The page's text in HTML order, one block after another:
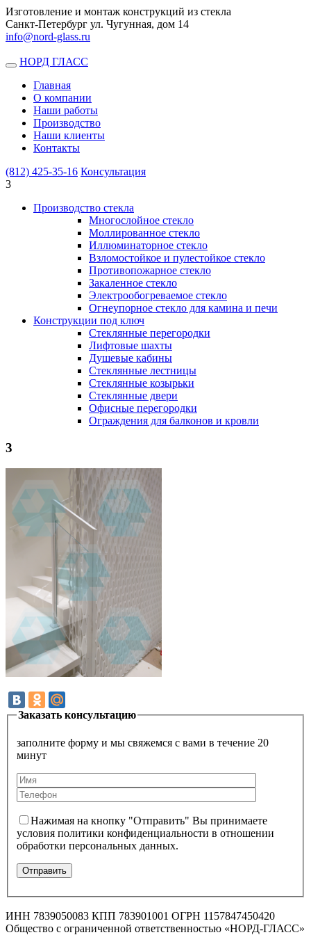
Изготовление и монтаж конструкций из стекла
Санкт-Петербург ул. Чугунная, дом 14
info@nord-glass.ru
Toggle
navigation
НОРД ГЛАСС
Главная
О компании
Наши работы
Производство
Наши клиенты
Контакты
(812) 425-35-16 Консультация
3
Производство стекла
Многослойное стекло
Моллированное стекло
Иллюминаторное стекло
Взломостойкое и пулестойкое стекло
Противопожарное стекло
Закаленное стекло
Электрообогреваемое стекло
Огнеупорное стекло для камина и печи
Конструкции под ключ
Стеклянные перегородки
Лифтовые шахты
Душевые кабины
Cтеклянные лестницы
Cтеклянные козырьки
Cтеклянные двери
Офисные перегородки
Ограждения для балконов и кровли
3
Заказать консультацию
заполните форму и мы свяжемся с вами в течение 20
минут
Нажимая на кнопку "Отправить" Вы принимаете
условия политики конфиденциальности в отношении
обработки персональных данных.
ИНН 7839050083 КПП 783901001 ОГРН 1157847450420
Общество с ограниченной ответственностью «НОРД-ГЛАСС»